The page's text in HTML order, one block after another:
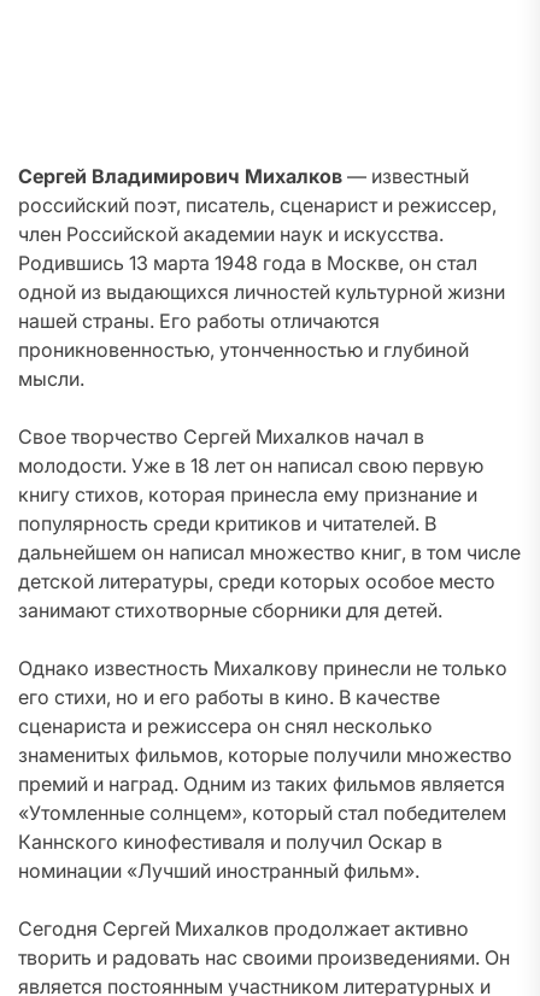
Сергей Владимирович Михалков — известный
российский поэт, писатель, сценарист и режиссер,
член Российской академии наук и искусства.
Родившись 13 марта 1948 года в Москве, он стал
одной из выдающихся личностей культурной жизни
нашей страны. Его работы отличаются
проникновенностью, утонченностью и глубиной
мысли.
Свое творчество Сергей Михалков начал в
молодости. Уже в 18 лет он написал свою первую
книгу стихов, которая принесла ему признание и
популярность среди критиков и читателей. В
дальнейшем он написал множество книг, в том числе
детской литературы, среди которых особое место
занимают стихотворные сборники для детей.
Однако известность Михалкову принесли не только
его стихи, но и его работы в кино. В качестве
сценариста и режиссера он снял несколько
знаменитых фильмов, которые получили множество
премий и наград. Одним из таких фильмов является
«Утомленные солнцем», который стал победителем
Каннского кинофестиваля и получил Оскар в
номинации «Лучший иностранный фильм».
Сегодня Сергей Михалков продолжает активно
творить и радовать нас своими произведениями. Он
является постоянным участником литературных и